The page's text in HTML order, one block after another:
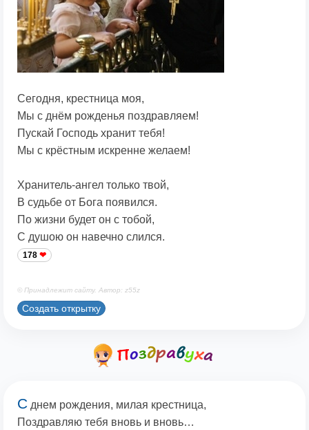
Сегодня, крестница моя,
Мы с днём рожденья поздравляем!
Пускай Господь хранит тебя!
Мы с крёстным искренне желаем!
Хранитель-ангел только твой,
В судьбе от Бога появился.
По жизни будет он с тобой,
С душою он навечно слился.
178
© Принадлежит сайту. Автор: z55z
Создать открытку
С днем рождения, милая крестница,
Поздравляю тебя вновь и вновь…